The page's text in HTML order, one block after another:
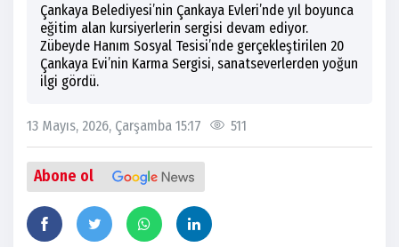
Çankaya Belediyesi’nin Çankaya Evleri’nde yıl boyunca
eğitim alan kursiyerlerin sergisi devam ediyor.
Zübeyde Hanım Sosyal Tesisi’nde gerçekleştirilen 20
Çankaya Evi’nin Karma Sergisi, sanatseverlerden yoğun
ilgi gördü.
13 Mayıs, 2026, Çarşamba 15:17 511
Abone ol